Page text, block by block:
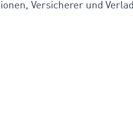
Versicherer und